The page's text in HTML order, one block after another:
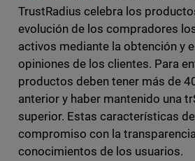
TrustRadius celebra los
evolución de los compradores
activos mediante la obtención y
opiniones de los clientes. Para
productos deben tener más de
anterior y haber mantenido una
superior. Estas características
compromiso con la
conocimientos de los usuarios.